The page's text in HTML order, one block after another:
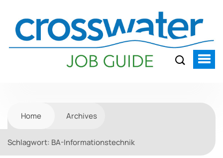
Home Archives
Schlagwort: BA-Informationstechnik